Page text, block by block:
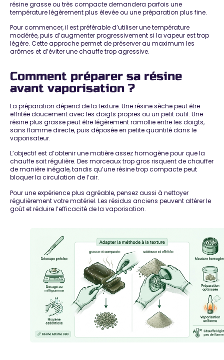
résine grasse ou très compacte demandera parfois une
température légèrement plus élevée ou une préparation plus fine.
Pour commencer, il est préférable d’utiliser une température
modérée, puis d’augmenter progressivement si la vapeur est trop
légère. Cette approche permet de préserver au maximum les
arômes et d’éviter une chauffe trop agressive.
Comment préparer sa résine
avant vaporisation ?
La préparation dépend de la texture. Une résine sèche peut être
effritée doucement avec les doigts propres ou un petit outil. Une
résine plus grasse peut être légèrement ramollie entre les doigts,
sans flamme directe, puis déposée en petite quantité dans le
vaporisateur.
L’objectif est d’obtenir une matière assez homogène pour que la
chauffe soit régulière. Des morceaux trop gros risquent de chauffer
de manière inégale, tandis qu’une résine trop compacte peut
bloquer la circulation de l’air.
Pour une expérience plus agréable, pensez aussi à nettoyer
régulièrement votre matériel. Les résidus anciens peuvent altérer le
goût et réduire l’efficacité de la vaporisation.